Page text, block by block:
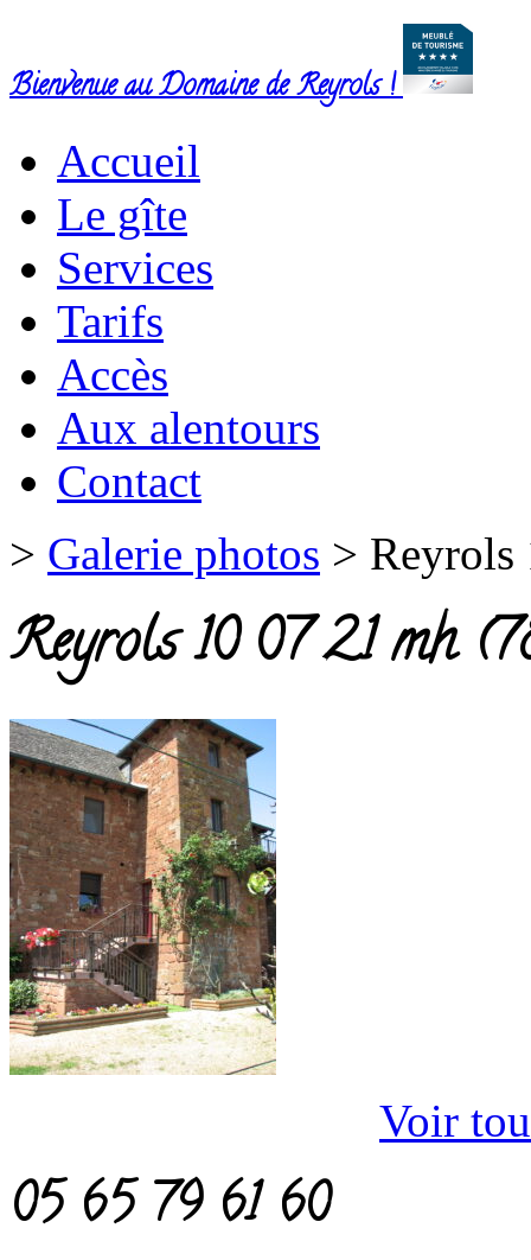
Bienvenue au Domaine de Reyrols !
Accueil
Le gîte
Services
Tarifs
Accès
Aux alentours
Contact
> Galerie photos > Reyrols
Reyrols 10 07 21 mh
Voir
05 65 79 61 60